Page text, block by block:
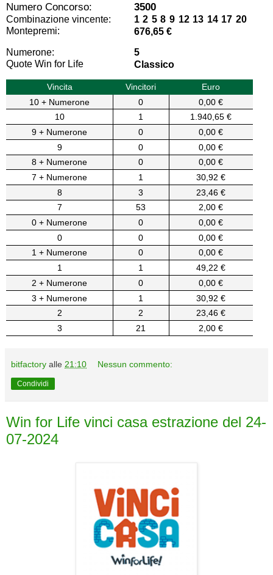
Numero Concorso: 3500
Combinazione vincente:
1 2 5 8 9 12 13 14 17 20
Montepremi:
676,65 €
Numerone:
5
Quote Win for Life
Classico
Vincita Vincitori
Euro
10 + Numerone
0
0,00 €
10
1
1.940,65 €
9 + Numerone
0
0,00 €
9
0
0,00 €
8 + Numerone
0
0,00 €
7 + Numerone
1
30,92 €
8
3
23,46 €
7
53
2,00 €
0 + Numerone
0
0,00 €
0
0
0,00 €
1 + Numerone
0
0,00 €
1
1
49,22 €
2 + Numerone
0
0,00 €
3 + Numerone
1
30,92 €
2
2
23,46 €
3
21 2,00 €
bitfactory alle 21:10 Nessun commento:
Condividi
Win for Life vinci casa estrazione del 24-
07-2024